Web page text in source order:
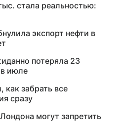
стала реальностью:
экспорт нефти в
потеряла 23
июле
как забрать все
сразу
могут запретить